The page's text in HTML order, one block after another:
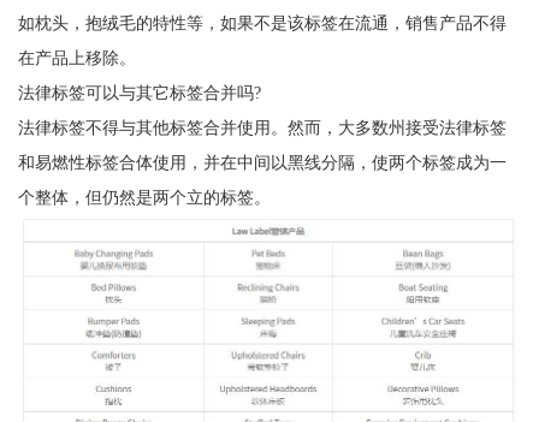
如枕头，抱绒毛的特性等，如果不是该标签在流通，销售产品不得
在产品上移除。
法律标签可以与其它标签合并吗?
法律标签不得与其他标签合并使用。然而，大多数州接受法律标签
和易燃性标签合体使用，并在中间以黑线分隔，使两个标签成为一
个整体，但仍然是两个立的标签。